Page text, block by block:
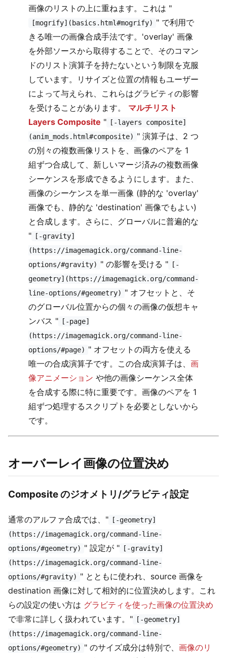
画像のリストの上に重ねます。これは "
[mogrify](basics.html#mogrify) " で利用で
きる唯一の画像合成手法です。'overlay' 画像
を外部ソースから取得することで、そのコマン
ドのリスト演算子を持たないという制限を克服
しています。リサイズと位置の情報もユーザー
によって与えられ、これらはグラビティの影響
を受けることがあります。 マルチリスト
Layers Composite "
[-layers composite]
(anim_mods.html#composite) " 演算子は、2 つ
の別々の複数画像リストを、画像のペアを 1
組ずつ合成して、新しいマージ済みの複数画像
シーケンスを形成できるようにします。また、
画像のシーケンスを単一画像 (静的な 'overlay'
画像でも、静的な 'destination' 画像でもよい)
と合成します。さらに、グローバルに普遍的な
"
[-gravity]
(https://imagemagick.org/command-line-
options/#gravity) " の影響を受ける "
[-
geometry](https://imagemagick.org/command-
line-options/#geometry) " オフセットと、そ
のグローバル位置からの個々の画像の仮想キャ
ンバス "
[-page]
(https://imagemagick.org/command-line-
options/#page) " オフセットの両方を使える
唯一の合成演算子です。この合成演算子は、 画
像アニメーション や他の画像シーケンス全体
を合成する際に特に重要です。画像のペアを 1
組ずつ処理するスクリプトを必要としないから
です。
オーバーレイ画像の位置決め
Composite のジオメトリ/グラビティ設定
通常のアルファ合成では、"
[-geometry]
(https://imagemagick.org/command-line-
options/#geometry) " 設定が "
[-gravity]
(https://imagemagick.org/command-line-
options/#gravity) " とともに使われ、source 画像を
destination 画像に対して相対的に位置決めします。これ
らの設定の使い方は グラビティを使った画像の位置決め
で非常に詳しく扱われています。"
[-geometry]
(https://imagemagick.org/command-line-
options/#geometry) " のサイズ成分は特別で、 画像のリ